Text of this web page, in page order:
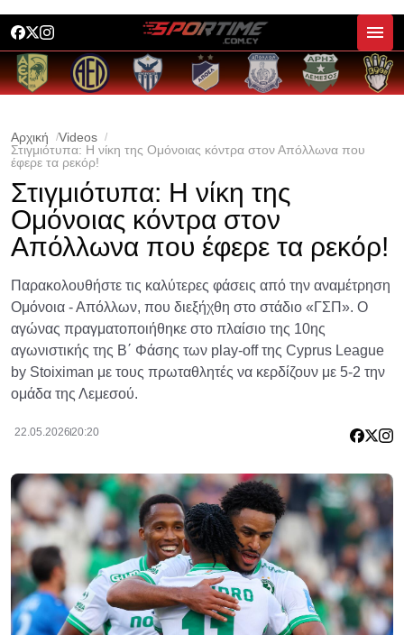
Αρχική
Videos
Στιγμιότυπα: Η νίκη της Ομόνοιας κόντρα στον Απόλλωνα που
έφερε τα ρεκόρ!
Στιγμιότυπα: Η νίκη της
Ομόνοιας κόντρα στον
Απόλλωνα που έφερε τα ρεκόρ!
Παρακολουθήστε τις καλύτερες φάσεις από την αναμέτρηση
Ομόνοια - Απόλλων, που διεξήχθη στο στάδιο «ΓΣΠ». Ο
αγώνας πραγματοποιήθηκε στο πλαίσιο της 10ης
αγωνιστικής της Β΄ Φάσης των play-off της Cyprus League
by Stoiximan με τους πρωταθλητές να κερδίζουν με 5-2 την
ομάδα της Λεμεσού.
22.05.202620:20